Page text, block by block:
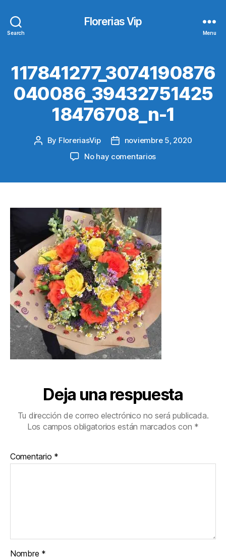
Search
Florerias Vip
Menu
117841277_3074190876
040086_39432751425
18476708_n-1
Post
By FloreriasVip
Postnoviembre 5, 2020
No hay comentariosen
Deja una respuesta
Tu dirección de correo electrónico no será publicada.
Los campos obligatorios están marcados con *
Comentario *
Nombre *